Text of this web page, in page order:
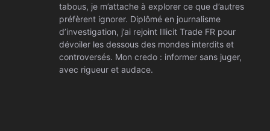
tabous, je m’attache à explorer ce que d’autres
préfèrent ignorer. Diplômé en journalisme
d’investigation, j’ai rejoint Illicit Trade FR pour
dévoiler les dessous des mondes interdits et
controversés. Mon credo : informer sans juger,
avec rigueur et audace.